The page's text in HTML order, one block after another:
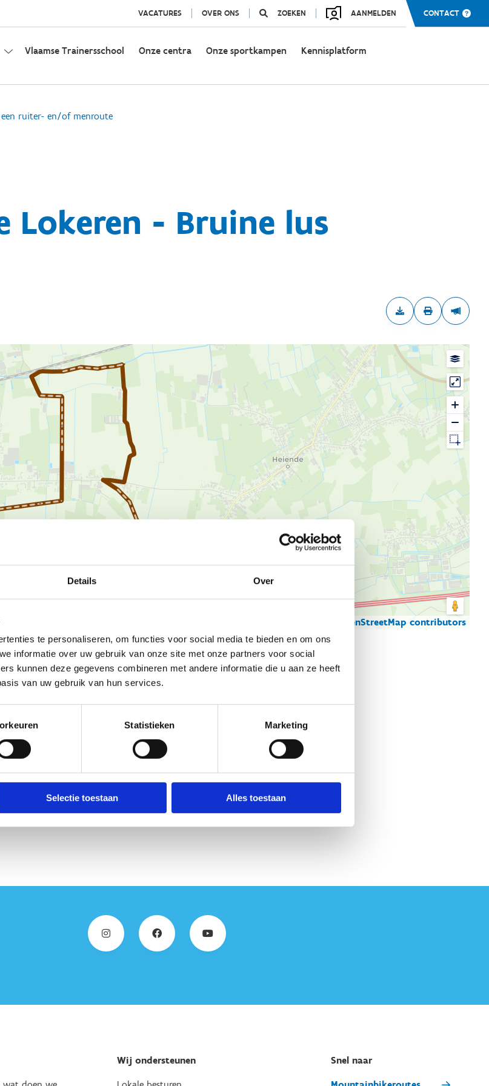
Details Over
te personaliseren, om functies voor social media te bieden en om ons
informatie over uw gebruik van onze site met onze partners voor social
kunnen deze gegevens combineren met andere informatie die u aan ze heeft
van uw gebruik van hun services.
Statistieken Marketing
Selectie toestaan Alles toestaan
VACATURES OVER ONS ZOEKEN AANMELDEN CONTACT
Vlaamse Trainersschool Onze centra Onze sportkampen Kennisplatform
ruiter- en/of menroute
Lokeren - Bruine lus
© OpenStreetMap contributors
te rijden.
in. Mooie
Wij ondersteunen Snel naar